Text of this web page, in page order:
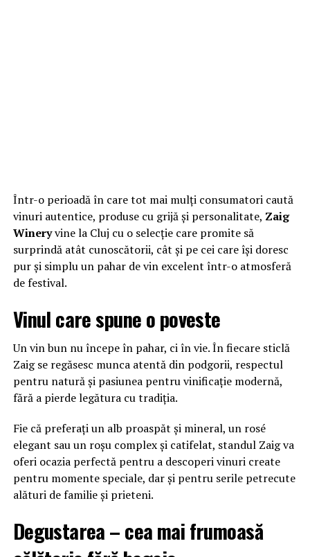
Într-o perioadă în care tot mai mulți consumatori caută
vinuri autentice, produse cu grijă și personalitate, Zaig
Wineryvine la Cluj cu o selecție care promite să
surprindă atât cunoscătorii, cât și pe cei care își doresc
pur și simplu un pahar de vin excelent într-o atmosferă
de festival.
Vinul care spune o poveste
Un vin bun nu începe în pahar, ci în vie. În fiecare sticlă
Zaig se regăsesc munca atentă din podgorii, respectul
pentru natură și pasiunea pentru vinificație modernă,
fără a pierde legătura cu tradiția.
Fie că preferați un alb proaspăt și mineral, un rosé
elegant sau un roșu complex și catifelat, standul Zaig va
oferi ocazia perfectă pentru a descoperi vinuri create
pentru momente speciale, dar și pentru serile petrecute
alături de familie și prieteni.
Degustarea – cea mai frumoasă